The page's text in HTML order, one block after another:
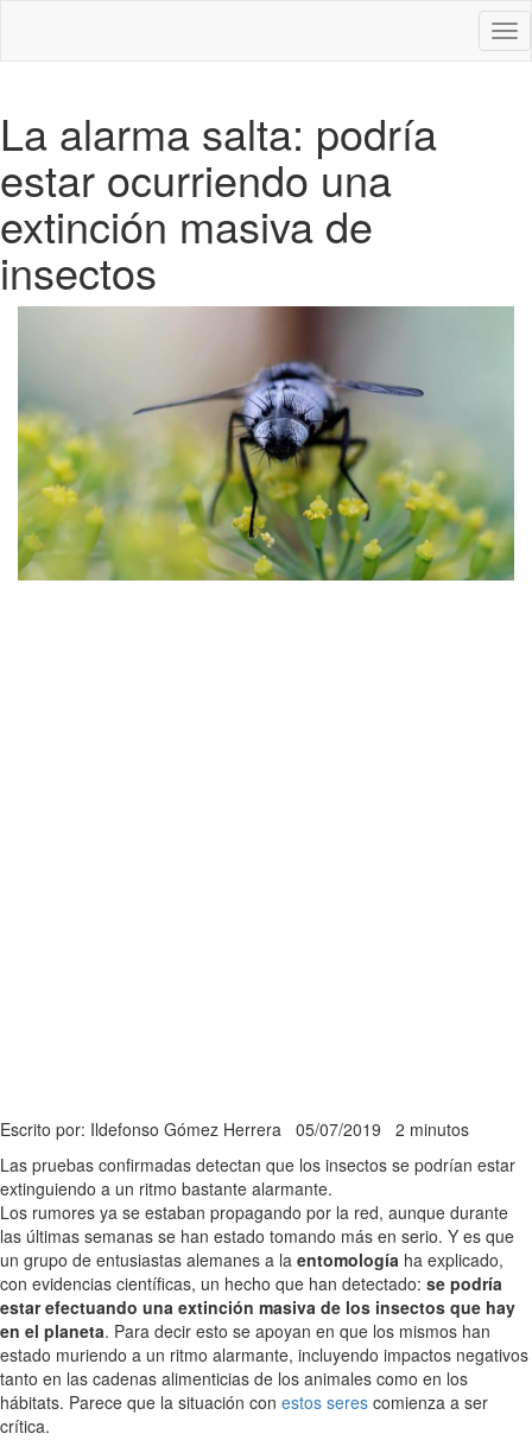
La alarma salta: podría
estar ocurriendo una
extinción masiva de
insectos
Escrito por: Ildefonso Gómez Herrera 05/07/2019 2 minutos
Las pruebas confirmadas detectan que los insectos se podrían estar
extinguiendo a un ritmo bastante alarmante.
Los rumores ya se estaban propagando por la red, aunque durante
las últimas semanas se han estado tomando más en serio. Y es que
un grupo de entusiastas alemanes a la entomología ha explicado,
con evidencias científicas, un hecho que han detectado: se podría
estar efectuando una extinción masiva de los insectos que hay
en el planeta. Para decir esto se apoyan en que los mismos han
estado muriendo a un ritmo alarmante, incluyendo impactos negativos
tanto en las cadenas alimenticias de los animales como en los
hábitats. Parece que la situación con estos seres comienza a ser
crítica.